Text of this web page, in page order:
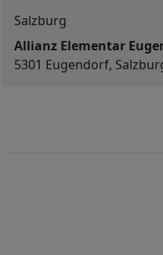
Salzburg
Allianz Elementar
5301 Eugendorf,